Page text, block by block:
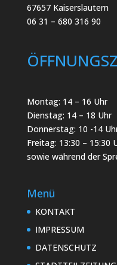
67657 Kaiserslautern
06 31 – 680 316 90
Montag: 14 – 16 Uhr
Dienstag: 14 – 18 Uhr
Donnerstag: 10 -14
Freitag: 13:30 – 15:30
sowie während der
Menü
KONTAKT
IMPRESSUM
DATENSCHUTZ